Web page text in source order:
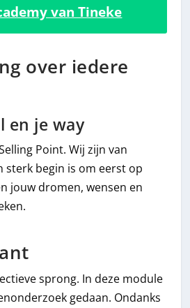
van Tineke
over iedere
en je way
Point. Wij zijn van
sterk begin is om eerst op
jouw dromen, wensen en
sprong. In deze module
gedaan. Ondanks